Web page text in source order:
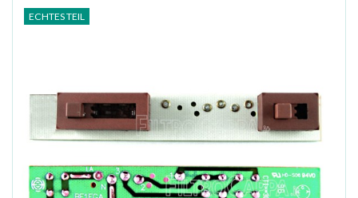
ECHTES TEIL